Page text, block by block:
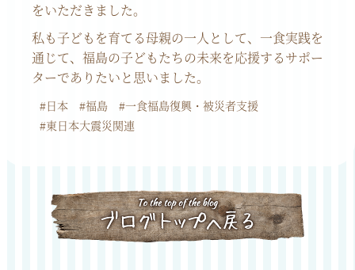
をいただきました。
私も子どもを育てる母親の一人として、一食実践を
通じて、福島の子どもたちの未来を応援するサポー
ターでありたいと思いました。
#日本 #福島
#一食福島復興・被災者支援
#東日本大震災関連